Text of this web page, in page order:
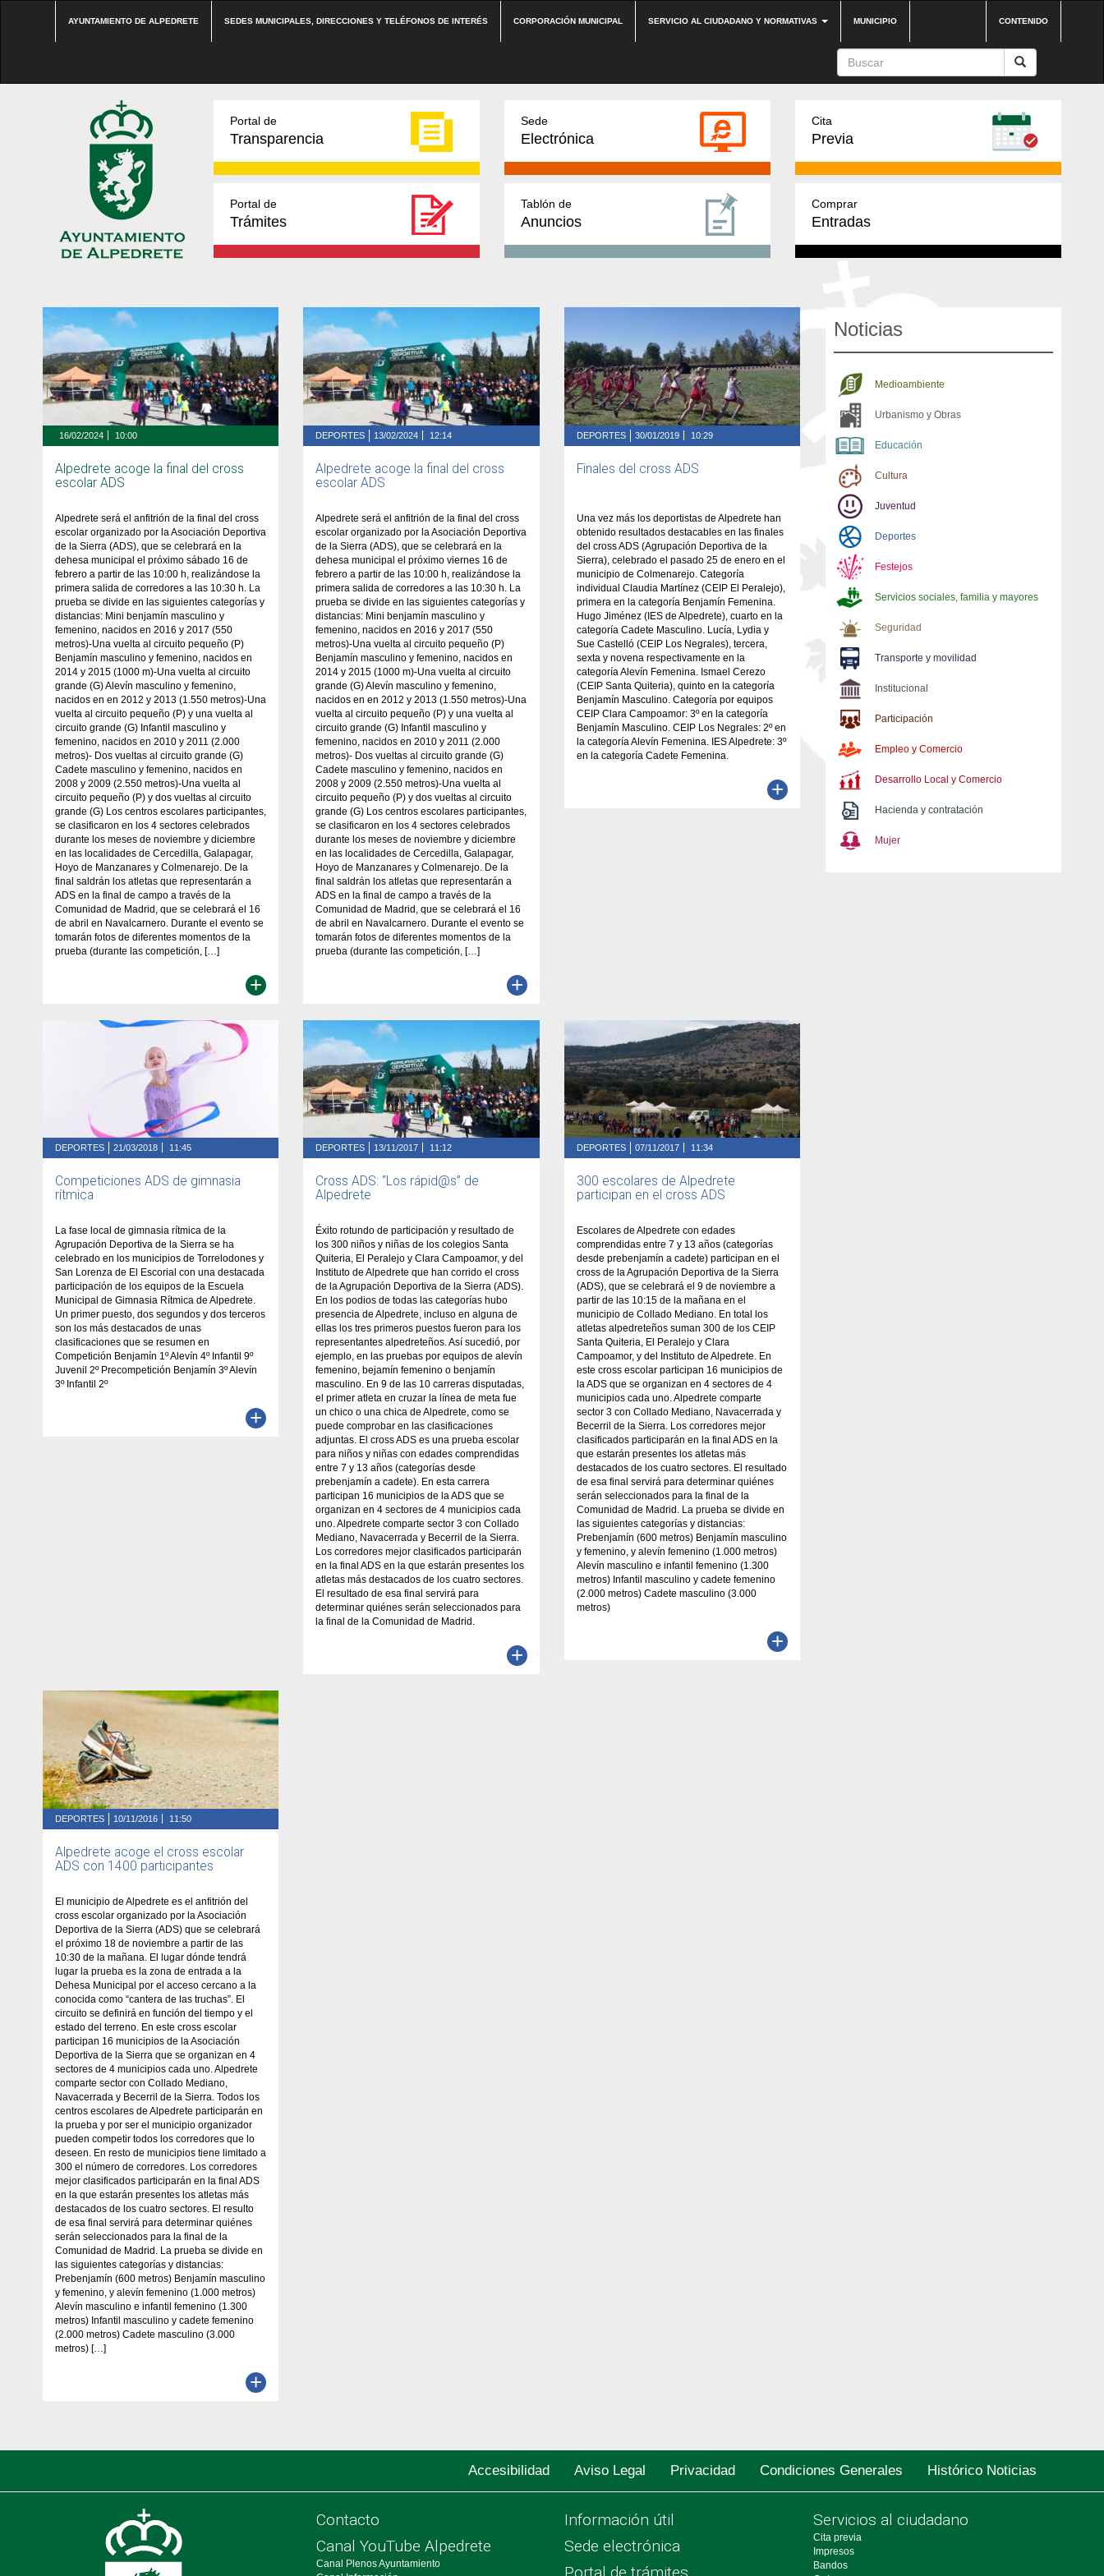
AYUNTAMIENTO DE ALPEDRETE SEDES MUNICIPALES, DIRECCIONES Y TELÉFONOS DE INTERÉS CORPORACIÓN MUNICIPAL SERVICIO AL CIUDADANO Y NORMATIVAS MUNICIPIO CONTENIDO
Portal de
Transparencia
Sede
Electrónica
Cita
Previa
Portal de
Trámites
Tablón de
Anuncios
Comprar
Entradas
16/02/2024 10:00
Alpedrete acoge la final del cross
escolar ADS
Alpedrete será el anfitrión de la final del cross
escolar organizado por la Asociación Deportiva
de la Sierra (ADS), que se celebrará en la
dehesa municipal el próximo sábado 16 de
febrero a partir de las 10:00 h, realizándose la
primera salida de corredores a las 10:30 h. La
prueba se divide en las siguientes categorías y
distancias: Mini benjamín masculino y
femenino, nacidos en 2016 y 2017 (550
metros)-Una vuelta al circuito pequeño (P)
Benjamín masculino y femenino, nacidos en
2014 y 2015 (1000 m)-Una vuelta al circuito
grande (G) Alevín masculino y femenino,
nacidos en en 2012 y 2013 (1.550 metros)-Una
vuelta al circuito pequeño (P) y una vuelta al
circuito grande (G) Infantil masculino y
femenino, nacidos en 2010 y 2011 (2.000
metros)- Dos vueltas al circuito grande (G)
Cadete masculino y femenino, nacidos en
2008 y 2009 (2.550 metros)-Una vuelta al
circuito pequeño (P) y dos vueltas al circuito
grande (G) Los centros escolares participantes,
se clasificaron en los 4 sectores celebrados
durante los meses de noviembre y diciembre
en las localidades de Cercedilla, Galapagar,
Hoyo de Manzanares y Colmenarejo. De la
final saldrán los atletas que representarán a
ADS en la final de campo a través de la
Comunidad de Madrid, que se celebrará el 16
de abril en Navalcarnero. Durante el evento se
tomarán fotos de diferentes momentos de la
prueba (durante las competición, […]
+
DEPORTES 13/02/2024 12:14
Alpedrete acoge la final del cross
escolar ADS
Alpedrete será el anfitrión de la final del cross
escolar organizado por la Asociación Deportiva
de la Sierra (ADS), que se celebrará en la
dehesa municipal el próximo viernes 16 de
febrero a partir de las 10:00 h, realizándose la
primera salida de corredores a las 10:30 h. La
prueba se divide en las siguientes categorías y
distancias: Mini benjamín masculino y
femenino, nacidos en 2016 y 2017 (550
metros)-Una vuelta al circuito pequeño (P)
Benjamín masculino y femenino, nacidos en
2014 y 2015 (1000 m)-Una vuelta al circuito
grande (G) Alevín masculino y femenino,
nacidos en en 2012 y 2013 (1.550 metros)-Una
vuelta al circuito pequeño (P) y una vuelta al
circuito grande (G) Infantil masculino y
femenino, nacidos en 2010 y 2011 (2.000
metros)- Dos vueltas al circuito grande (G)
Cadete masculino y femenino, nacidos en
2008 y 2009 (2.550 metros)-Una vuelta al
circuito pequeño (P) y dos vueltas al circuito
grande (G) Los centros escolares participantes,
se clasificaron en los 4 sectores celebrados
durante los meses de noviembre y diciembre
en las localidades de Cercedilla, Galapagar,
Hoyo de Manzanares y Colmenarejo. De la
final saldrán los atletas que representarán a
ADS en la final de campo a través de la
Comunidad de Madrid, que se celebrará el 16
de abril en Navalcarnero. Durante el evento se
tomarán fotos de diferentes momentos de la
prueba (durante las competición, […]
+
DEPORTES 30/01/2019 10:29
Finales del cross ADS
Una vez más los deportistas de Alpedrete han
obtenido resultados destacables en las finales
del cross ADS (Agrupación Deportiva de la
Sierra), celebrado el pasado 25 de enero en el
municipio de Colmenarejo. Categoría
individual Claudia Martínez (CEIP El Peralejo),
primera en la categoría Benjamín Femenina.
Hugo Jiménez (IES de Alpedrete), cuarto en la
categoría Cadete Masculino. Lucía, Lydia y
Sue Castelló (CEIP Los Negrales), tercera,
sexta y novena respectivamente en la
categoría Alevín Femenina. Ismael Cerezo
(CEIP Santa Quiteria), quinto en la categoría
Benjamín Masculino. Categoría por equipos
CEIP Clara Campoamor: 3º en la categoría
Benjamín Masculino. CEIP Los Negrales: 2º en
la categoría Alevín Femenina. IES Alpedrete: 3º
en la categoría Cadete Femenina.
+
DEPORTES 21/03/2018 11:45
Competiciones ADS de gimnasia
rítmica
La fase local de gimnasia rítmica de la
Agrupación Deportiva de la Sierra se ha
celebrado en los municipios de Torrelodones y
San Lorenza de El Escorial con una destacada
participación de los equipos de la Escuela
Municipal de Gimnasia Rítmica de Alpedrete.
Un primer puesto, dos segundos y dos terceros
son los más destacados de unas
clasificaciones que se resumen en
Competición Benjamín 1º Alevín 4º Infantil 9º
Juvenil 2º Precompetición Benjamín 3º Alevín
3º Infantil 2º
+
DEPORTES 13/11/2017 11:12
Cross ADS: “Los rápid@s” de
Alpedrete
Éxito rotundo de participación y resultado de
los 300 niños y niñas de los colegios Santa
Quiteria, El Peralejo y Clara Campoamor, y del
Instituto de Alpedrete que han corrido el cross
de la Agrupación Deportiva de la Sierra (ADS).
En los podios de todas las categorías hubo
presencia de Alpedrete, incluso en alguna de
ellas los tres primeros puestos fueron para los
representantes alpedreteños. Así sucedió, por
ejemplo, en las pruebas por equipos de alevín
femenino, bejamín femenino o benjamín
masculino. En 9 de las 10 carreras disputadas,
el primer atleta en cruzar la línea de meta fue
un chico o una chica de Alpedrete, como se
puede comprobar en las clasificaciones
adjuntas. El cross ADS es una prueba escolar
para niños y niñas con edades comprendidas
entre 7 y 13 años (categorías desde
prebenjamín a cadete). En esta carrera
participan 16 municipios de la ADS que se
organizan en 4 sectores de 4 municipios cada
uno. Alpedrete comparte sector 3 con Collado
Mediano, Navacerrada y Becerril de la Sierra.
Los corredores mejor clasificados participarán
en la final ADS en la que estarán presentes los
atletas más destacados de los cuatro sectores.
El resultado de esa final servirá para
determinar quiénes serán seleccionados para
la final de la Comunidad de Madrid.
+
DEPORTES 07/11/2017 11:34
300 escolares de Alpedrete
participan en el cross ADS
Escolares de Alpedrete con edades
comprendidas entre 7 y 13 años (categorías
desde prebenjamín a cadete) participan en el
cross de la Agrupación Deportiva de la Sierra
(ADS), que se celebrará el 9 de noviembre a
partir de las 10:15 de la mañana en el
municipio de Collado Mediano. En total los
atletas alpedreteños suman 300 de los CEIP
Santa Quiteria, El Peralejo y Clara
Campoamor, y del Instituto de Alpedrete. En
este cross escolar participan 16 municipios de
la ADS que se organizan en 4 sectores de 4
municipios cada uno. Alpedrete comparte
sector 3 con Collado Mediano, Navacerrada y
Becerril de la Sierra. Los corredores mejor
clasificados participarán en la final ADS en la
que estarán presentes los atletas más
destacados de los cuatro sectores. El resultado
de esa final servirá para determinar quiénes
serán seleccionados para la final de la
Comunidad de Madrid. La prueba se divide en
las siguientes categorías y distancias:
Prebenjamín (600 metros) Benjamín masculino
y femenino, y alevín femenino (1.000 metros)
Alevín masculino e infantil femenino (1.300
metros) Infantil masculino y cadete femenino
(2.000 metros) Cadete masculino (3.000
metros)
+
DEPORTES 10/11/2016 11:50
Alpedrete acoge el cross escolar
ADS con 1400 participantes
El municipio de Alpedrete es el anfitrión del
cross escolar organizado por la Asociación
Deportiva de la Sierra (ADS) que se celebrará
el próximo 18 de noviembre a partir de las
10:30 de la mañana. El lugar dónde tendrá
lugar la prueba es la zona de entrada a la
Dehesa Municipal por el acceso cercano a la
conocida como “cantera de las truchas”. El
circuito se definirá en función del tiempo y el
estado del terreno. En este cross escolar
participan 16 municipios de la Asociación
Deportiva de la Sierra que se organizan en 4
sectores de 4 municipios cada uno. Alpedrete
comparte sector con Collado Mediano,
Navacerrada y Becerril de la Sierra. Todos los
centros escolares de Alpedrete participarán en
la prueba y por ser el municipio organizador
pueden competir todos los corredores que lo
deseen. En resto de municipios tiene limitado a
300 el número de corredores. Los corredores
mejor clasificados participarán en la final ADS
en la que estarán presentes los atletas más
destacados de los cuatro sectores. El resulto
de esa final servirá para determinar quiénes
serán seleccionados para la final de la
Comunidad de Madrid. La prueba se divide en
las siguientes categorías y distancias:
Prebenjamín (600 metros) Benjamín masculino
y femenino, y alevín femenino (1.000 metros)
Alevín masculino e infantil femenino (1.300
metros) Infantil masculino y cadete femenino
(2.000 metros) Cadete masculino (3.000
metros) […]
+
Noticias
Medioambiente
Urbanismo y Obras
Educación
Cultura
Juventud
Deportes
Festejos
Servicios sociales, familia y mayores
Seguridad
Transporte y movilidad
Institucional
Participación
Empleo y Comercio
Desarrollo Local y Comercio
Hacienda y contratación
Mujer
Accesibilidad Aviso Legal Privacidad Condiciones Generales Histórico Noticias
Contacto
Canal YouTube Alpedrete
Canal Plenos Ayuntamiento
Información útil
Sede electrónica
Servicios al ciudadano
Cita previa
Impresos
Bandos